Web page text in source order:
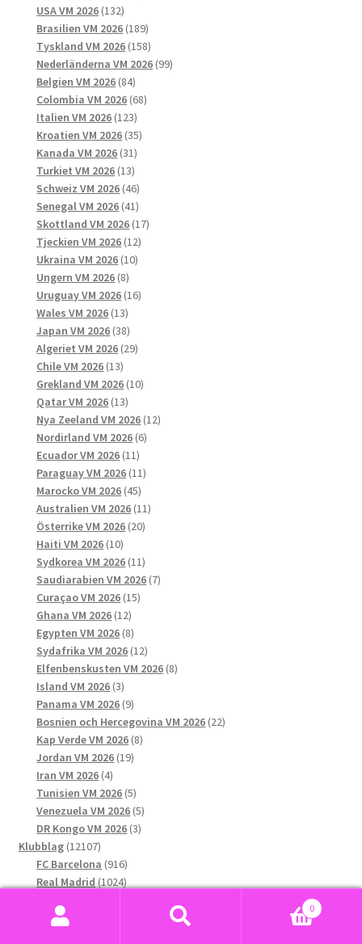
USA VM 2026 132132
produkter
Brasilien VM 2026 189189
produkter
Tyskland VM 2026 158158
produkter
Nederländerna VM 2026 9999
Belgien VM 2026 8484
produkter
Colombia VM 2026 6868
Italien VM 2026 123123
produkter
Kroatien VM 2026 3535
Kanada VM 2026 3131
produkter
Turkiet VM 2026 1313
produkter
Schweiz VM 2026 4646
produkter
Senegal VM 2026 4141
produkter
Skottland VM 2026 1717
Tjeckien VM 2026 1212
Ukraina VM 2026 1010
Ungern VM 2026 88
produkter
Uruguay VM 2026 1616
Wales VM 2026 1313
produkter
Japan VM 2026 3838
produkter
Algeriet VM 2026 2929
Chile VM 2026 1313
produkter
Grekland VM 2026 1010
Qatar VM 2026 1313
produkter
Nya Zeeland VM 2026 1212
Nordirland VM 2026 66
Ecuador VM 2026 1111
produkter
Paraguay VM 2026 1111
Marocko VM 2026 4545
produkter
Australien VM 2026 1111
Österrike VM 2026 2020
Haiti VM 2026 1010
produkter
Sydkorea VM 2026 1111
produkter
Saudiarabien VM 2026 77
Curaçao VM 2026 1515
Ghana VM 2026 1212
produkter
Egypten VM 2026 88
produkter
Sydafrika VM 2026 1212
produkter
Elfenbenskusten VM 2026 88
Island VM 2026 33
produkter
Panama VM 2026 99
produkter
Bosnien och Hercegovina VM 2026 2222
Kap Verde VM 2026 88
Jordan VM 2026 1919
Iran VM 2026 44
produkter
Tunisien VM 2026 55
produkter
Venezuela VM 2026 55
DR Kongo VM 2026 33
Klubblag 1210712107
produkter
FC Barcelona 916916
produkter
Real Madrid 10241024
produkter
FC Bayern München
536
0